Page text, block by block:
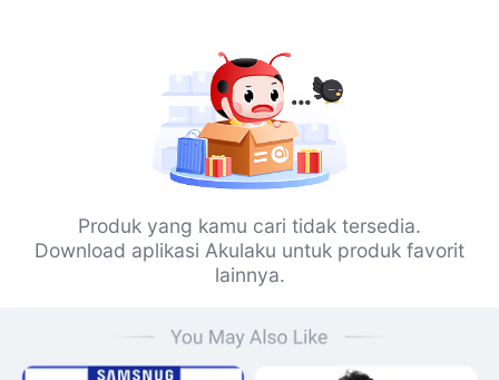
Produk yang kamu cari tidak tersedia.
Download aplikasi Akulaku untuk produk favorit
lainnya.